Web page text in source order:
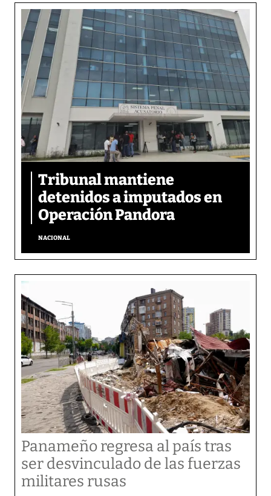
Tribunal mantiene
detenidos a imputados en
Operación Pandora
NACIONAL
Panameño regresa al país tras
ser desvinculado de las fuerzas
militares rusas